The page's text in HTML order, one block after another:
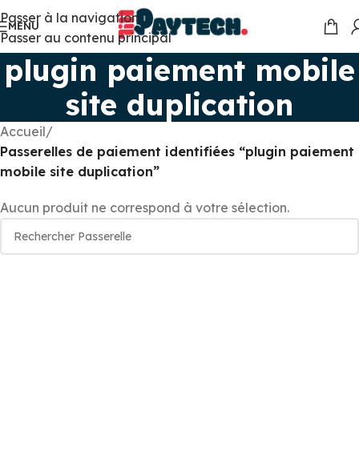
Passer à la navigation
Passer au contenu principal
MENU
plugin paiement mobile
site duplication
Accueil/
Passerelles de paiement identifiées “plugin paiement
mobile site duplication”
Aucun produit ne correspond à votre sélection.